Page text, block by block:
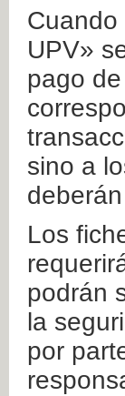
UPV»
pago
sino a
Los
podrán
la
por